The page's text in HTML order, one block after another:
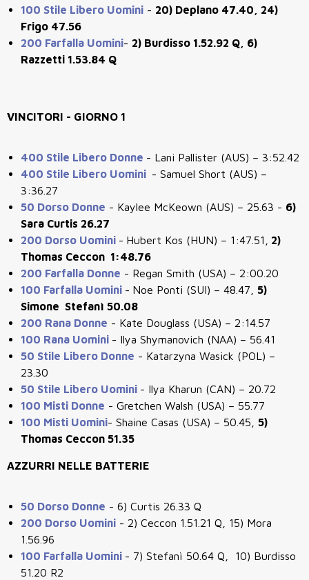
100 Stile Libero Uomini - 20) Deplano 47.40, 24)
Frigo 47.56
200 Farfalla Uomini- 2) Burdisso 1.52.92 Q, 6)
Razzetti 1.53.84 Q
VINCITORI - GIORNO 1
400 Stile Libero Donne - Lani Pallister (AUS) – 3:52.42
400 Stile Libero Uomini - Samuel Short (AUS) –
3:36.27
50 Dorso Donne - Kaylee McKeown (AUS) – 25.63 - 6)
Sara Curtis 26.27
200 Dorso Uomini - Hubert Kos (HUN) – 1:47.51,
2)
Thomas Ceccon 1:48.76
200 Farfalla Donne - Regan Smith (USA) – 2:00.20
100 Farfalla Uomini - Noe Ponti (SUI) – 48.47, 5)
Simone Stefanì 50.08
200 Rana Donne - Kate Douglass (USA) – 2:14.57
100 Rana Uomini - Ilya Shymanovich (NAA) – 56.41
50 Stile Libero Donne - Katarzyna Wasick (POL) –
23.30
50 Stile Libero Uomini - Ilya Kharun (CAN) – 20.72
100 Misti Donne - Gretchen Walsh (USA) – 55.77
100 Misti Uomini- Shaine Casas (USA) – 50.45, 5)
Thomas Ceccon 51.35
AZZURRI NELLE BATTERIE
50 Dorso Donne - 6) Curtis 26.33 Q
200 Dorso Uomini - 2) Ceccon 1.51.21 Q, 15) Mora
1.56.96
100 Farfalla Uomini - 7) Stefanì 50.64 Q, 10) Burdisso
51.20 R2